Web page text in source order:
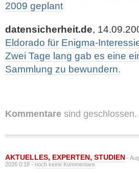
2009 geplant
datensicherheit.de,
Eldorado für Enigma-
Zwei Tage lang gab es eine
Sammlung zu bewundern.
Kommentare sind geschlossen.
AKTUELLES, EXPERTEN, STUDIEN -
2026 0:18 -noch keine Kommentare